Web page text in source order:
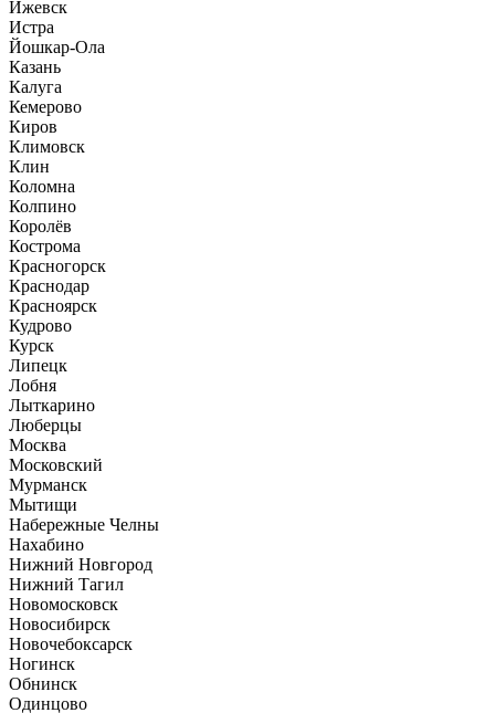
Ижевск
Истра
Йошкар-Ола
Казань
Калуга
Кемерово
Киров
Климовск
Клин
Коломна
Колпино
Королёв
Кострома
Красногорск
Краснодар
Красноярск
Кудрово
Курск
Липецк
Лобня
Лыткарино
Люберцы
Москва
Московский
Мурманск
Мытищи
Набережные Челны
Нахабино
Нижний Новгород
Нижний Тагил
Новомосковск
Новосибирск
Новочебоксарск
Ногинск
Обнинск
Одинцово